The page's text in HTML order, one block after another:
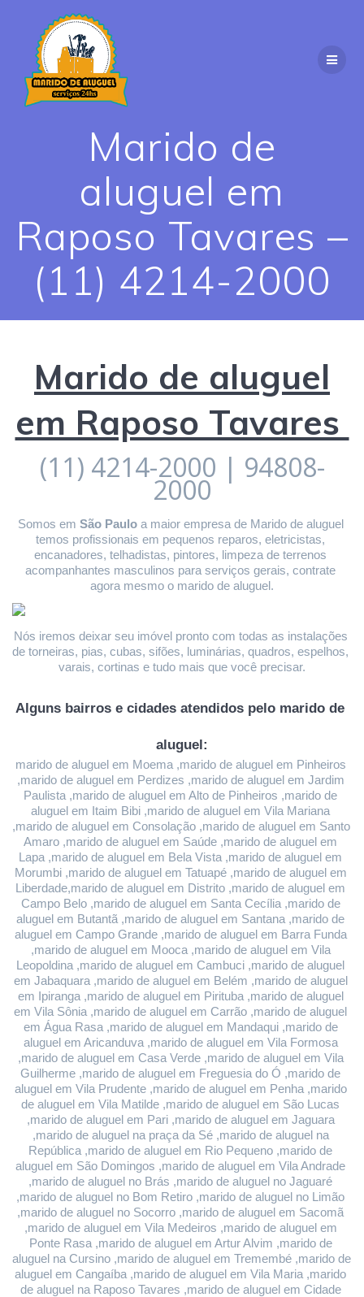
Marido de
aluguel em
Raposo Tavares –
(11) 4214-2000
Marido de aluguel
em Raposo Tavares
(11) 4214-2000 | 94808-
2000
Somos em São Paulo a maior empresa de Marido de aluguel
temos profissionais em pequenos reparos, eletricistas,
encanadores, telhadistas, pintores, limpeza de terrenos
acompanhantes masculinos para serviços gerais, contrate
agora mesmo o marido de aluguel.
Nós iremos deixar seu imóvel pronto com todas as instalações
de torneiras, pias, cubas, sifões, luminárias, quadros, espelhos,
varais, cortinas e tudo mais que você precisar.
Alguns bairros e cidades atendidos pelo marido de
aluguel:
marido de aluguel em Moema ,marido de aluguel em Pinheiros
,marido de aluguel em Perdizes ,marido de aluguel em Jardim
Paulista ,marido de aluguel em Alto de Pinheiros ,marido de
aluguel em Itaim Bibi ,marido de aluguel em Vila Mariana
,marido de aluguel em Consolação ,marido de aluguel em Santo
Amaro ,marido de aluguel em Saúde ,marido de aluguel em
Lapa ,marido de aluguel em Bela Vista ,marido de aluguel em
Morumbi ,marido de aluguel em Tatuapé ,marido de aluguel em
Liberdade,marido de aluguel em Distrito ,marido de aluguel em
Campo Belo ,marido de aluguel em Santa Cecília ,marido de
aluguel em Butantã ,marido de aluguel em Santana ,marido de
aluguel em Campo Grande ,marido de aluguel em Barra Funda
,marido de aluguel em Mooca ,marido de aluguel em Vila
Leopoldina ,marido de aluguel em Cambuci ,marido de aluguel
em Jabaquara ,marido de aluguel em Belém ,marido de aluguel
em Ipiranga ,marido de aluguel em Pirituba ,marido de aluguel
em Vila Sônia ,marido de aluguel em Carrão ,marido de aluguel
em Água Rasa ,marido de aluguel em Mandaqui ,marido de
aluguel em Aricanduva ,marido de aluguel em Vila Formosa
,marido de aluguel em Casa Verde ,marido de aluguel em Vila
Guilherme ,marido de aluguel em Freguesia do Ó ,marido de
aluguel em Vila Prudente ,marido de aluguel em Penha ,marido
de aluguel em Vila Matilde ,marido de aluguel em São Lucas
,marido de aluguel em Pari ,marido de aluguel em Jaguara
,marido de aluguel na praça da Sé ,marido de aluguel na
República ,marido de aluguel em Rio Pequeno ,marido de
aluguel em São Domingos ,marido de aluguel em Vila Andrade
,marido de aluguel no Brás ,marido de aluguel no Jaguaré
,marido de aluguel no Bom Retiro ,marido de aluguel no Limão
,marido de aluguel no Socorro ,marido de aluguel em Sacomã
,marido de aluguel em Vila Medeiros ,marido de aluguel em
Ponte Rasa ,marido de aluguel em Artur Alvim ,marido de
aluguel na Cursino ,marido de aluguel em Tremembé ,marido de
aluguel em Cangaíba ,marido de aluguel em Vila Maria ,marido
de aluguel na Raposo Tavares ,marido de aluguel em Cidade